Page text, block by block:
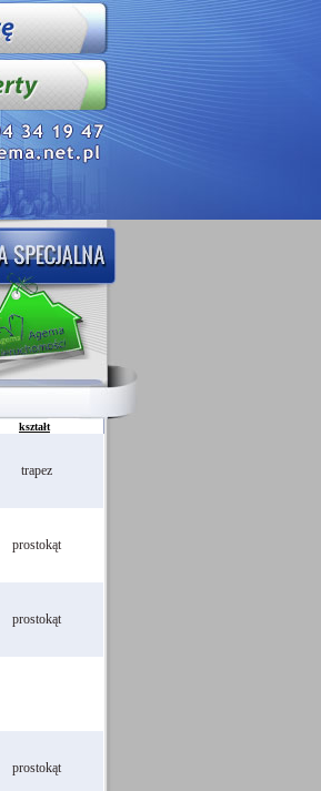
kształt
trapez
prostokąt
prostokąt
prostokąt